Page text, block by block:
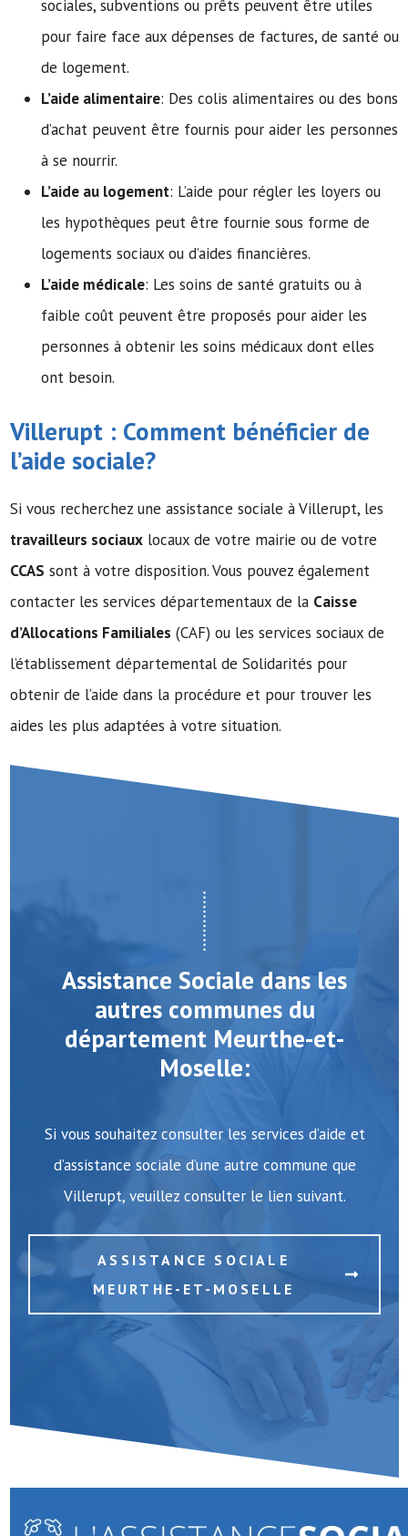
sociales, subventions ou prêts peuvent être utiles
pour faire face aux dépenses de factures, de santé ou
de logement.
L’aide alimentaire: Des colis alimentaires ou des bons
d’achat peuvent être fournis pour aider les personnes
à se nourrir.
L’aide au logement: L’aide pour régler les loyers ou
les hypothèques peut être fournie sous forme de
logements sociaux ou d’aides financières.
L’aide médicale: Les soins de santé gratuits ou à
faible coût peuvent être proposés pour aider les
personnes à obtenir les soins médicaux dont elles
ont besoin.
Villerupt : Comment bénéficier de
l’aide sociale?
Si vous recherchez une assistance sociale à Villerupt, les
travailleurs sociaux locaux de votre mairie ou de votre
CCAS sont à votre disposition. Vous pouvez également
contacter les services départementaux de la Caisse
d’Allocations Familiales (CAF) ou les services sociaux de
l’établissement départemental de Solidarités pour
obtenir de l’aide dans la procédure et pour trouver les
aides les plus adaptées à votre situation.
Assistance Sociale dans les
autres communes du
département Meurthe-et-
Moselle:
Si vous souhaitez consulter les services d’aide et
d’assistance sociale d’une autre commune que
Villerupt, veuillez consulter le lien suivant.
ASSISTANCE SOCIALE
MEURTHE-ET-MOSELLE